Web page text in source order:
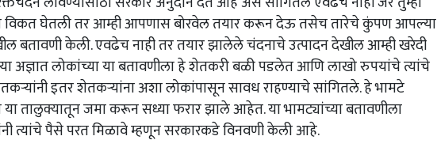
विकत घेतली तर आम्ही आपणास बोरवेल तयार करून देऊ तसेच तारेचे कुंपण आपल्या
बतावणी केली. एवढेच नाही तर तयार झालेले चंदनाचे उत्पादन देखील आम्ही खरेदी
अज्ञात लोकांच्या या बतावणीला हे शेतकरी बळी पडलेत आणि लाखो रुपयांचे त्यांचे
इतर शेतकऱ्यांना अशा लोकांपासून सावध राहण्याचे सांगितले. हे भामटे
तालुक्यातून जमा करून सध्या फरार झाले आहेत. या भामट्यांच्या बतावणीला
त्यांचे पैसे परत मिळावे म्हणून सरकारकडे विनवणी केली आहे.